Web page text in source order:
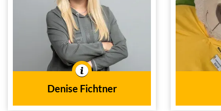
Denise Fichtner
Tätig im
Innendienst
In der Branche tätig seit
dem Jahr
2024
In der